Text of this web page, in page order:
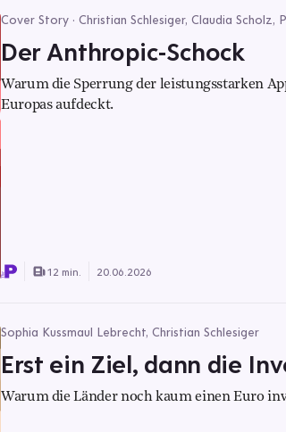
Cover Story · Christian Schlesiger, Claudia Scholz,
Der Anthropic-Schock
Warum die Sperrung der leistungsstarken
Europas aufdeckt.
12 min. 20.06.2026
Sophia Kussmaul Lebrecht, Christian Schlesiger
Erst ein Ziel, dann die
Warum die Länder noch kaum einen Euro